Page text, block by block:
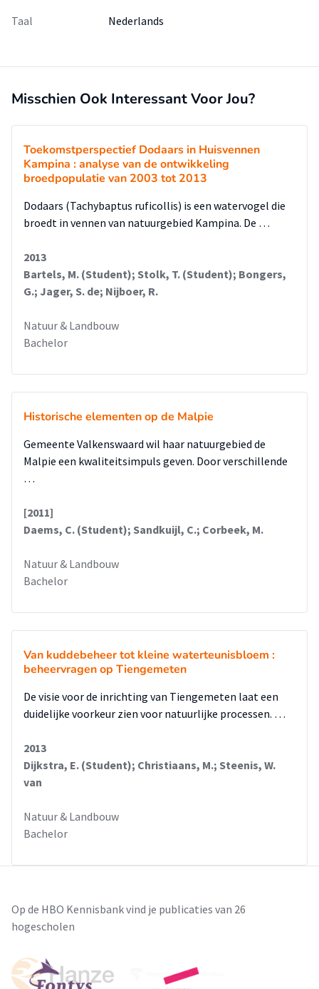
Taal Nederlands
Misschien Ook Interessant Voor Jou?
Toekomstperspectief Dodaars in Huisvennen
Kampina : analyse van de ontwikkeling
broedpopulatie van 2003 tot 2013
Dodaars (Tachybaptus ruficollis) is een watervogel die
broedt in vennen van natuurgebied Kampina. De …
2013
Bartels, M. (Student); Stolk, T. (Student); Bongers,
G.; Jager, S. de; Nijboer, R.
Natuur & Landbouw
Bachelor
Historische elementen op de Malpie
Gemeente Valkenswaard wil haar natuurgebied de
Malpie een kwaliteitsimpuls geven. Door verschillende
…
[2011]
Daems, C. (Student); Sandkuijl, C.; Corbeek, M.
Natuur & Landbouw
Bachelor
Van kuddebeheer tot kleine waterteunisbloem :
beheervragen op Tiengemeten
De visie voor de inrichting van Tiengemeten laat een
duidelijke voorkeur zien voor natuurlijke processen. …
2013
Dijkstra, E. (Student); Christiaans, M.; Steenis, W.
van
Natuur & Landbouw
Bachelor
Op de HBO Kennisbank vind je publicaties van 26
hogescholen